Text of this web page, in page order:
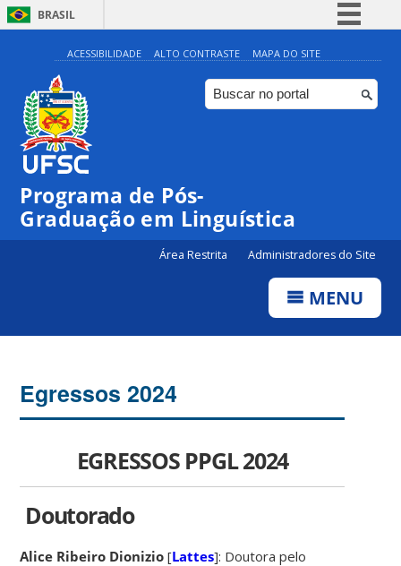
BRASIL
Simplifique!
Comunica BR
Participe
ACESSIBILIDADE ALTO CONTRASTE MAPA DO SITE
Programa de Pós-
Graduação em Linguística
Área Restrita Administradores do Site
MENU
Egressos 2024
EGRESSOS PPGL 2024
Doutorado
Alice Ribeiro Dionizio [Lattes]: Doutora pelo